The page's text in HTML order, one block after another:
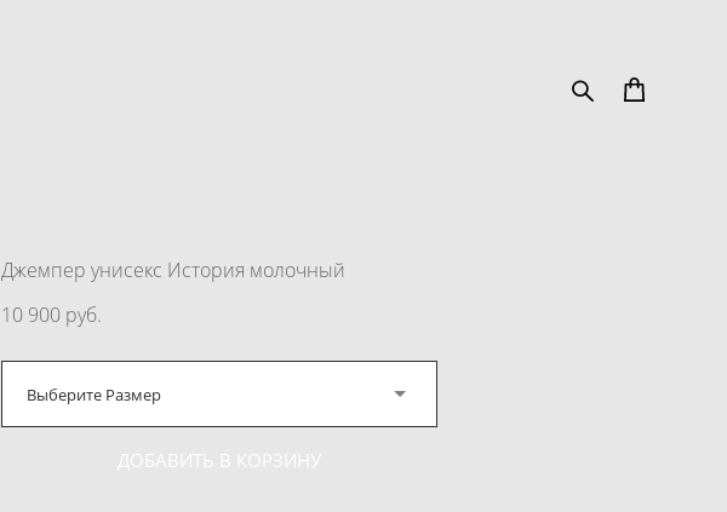
Джемпер унисекс История молочный
10 900 pуб.
Выберите Размер
ДОБАВИТЬ В КОРЗИНУ